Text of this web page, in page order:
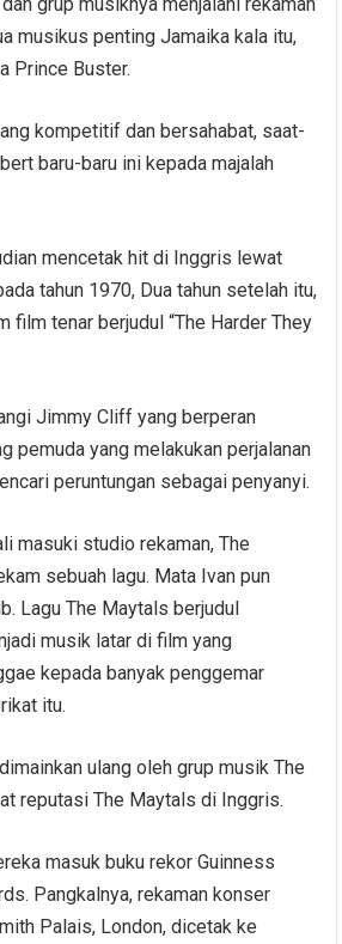
musikus penting Jamaika kala itu,
Prince Buster.
kompetitif dan bersahabat, saat-
baru-baru ini kepada majalah
mencetak hit di Inggris lewat
tahun 1970, Dua tahun setelah itu,
film tenar berjudul “The Harder They
Jimmy Cliff yang berperan
pemuda yang melakukan perjalanan
peruntungan sebagai penyanyi.
masuki studio rekaman, The
sebuah lagu. Mata Ivan pun
Lagu The Maytals berjudul
musik latar di film yang
kepada banyak penggemar
itu.
ulang oleh grup musik The
reputasi The Maytals di Inggris.
masuk buku rekor Guinness
Pangkalnya, rekaman konser
Palais, London, dicetak ke